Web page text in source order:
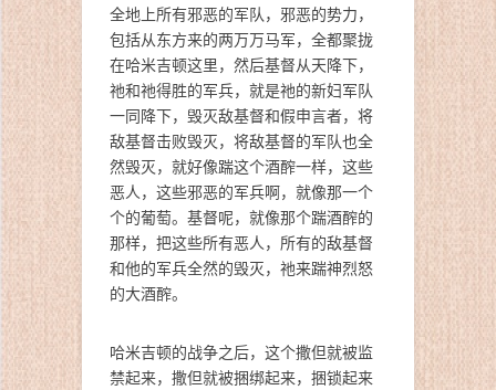
全地上所有邪恶的军队，邪恶的势力，
包括从东方来的两万万马军，全都聚拢
在哈米吉顿这里，然后基督从天降下，
祂和祂得胜的军兵，就是祂的新妇军队
一同降下，毁灭敌基督和假申言者，将
敌基督击败毁灭，将敌基督的军队也全
然毁灭，就好像踹这个酒醡一样，这些
恶人，这些邪恶的军兵啊，就像那一个
个的葡萄。基督呢，就像那个踹酒醡的
那样，把这些所有恶人，所有的敌基督
和他的军兵全然的毁灭，祂来踹神烈怒
的大酒醡。
哈米吉顿的战争之后，这个撒但就被监
禁起来，撒但就被捆绑起来，捆锁起来